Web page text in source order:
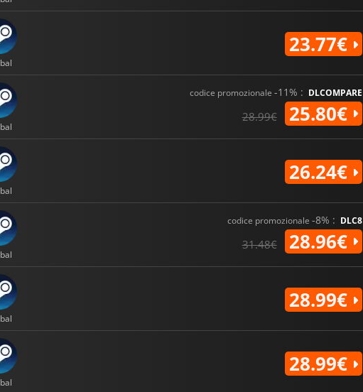
23.77€
codice promozionale -11% : DLCOMPARE
28.99€ 25.80€
26.24€
codice promozionale -8% : DLC8
31.48€ 28.96€
28.99€
28.99€